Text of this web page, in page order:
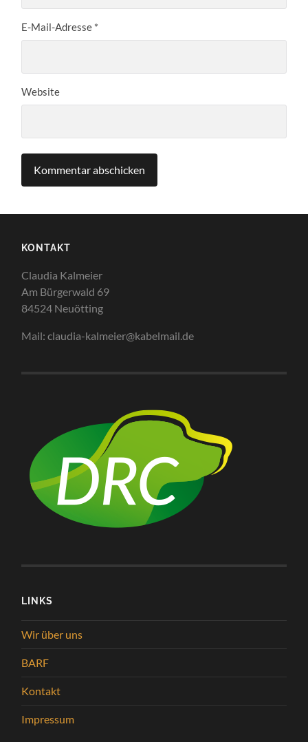
E-Mail-Adresse *
Website
KONTAKT
Claudia Kalmeier
Am Bürgerwald 69
84524 Neuötting
Mail: claudia-kalmeier@kabelmail.de
LINKS
Wir über uns
BARF
Kontakt
Impressum